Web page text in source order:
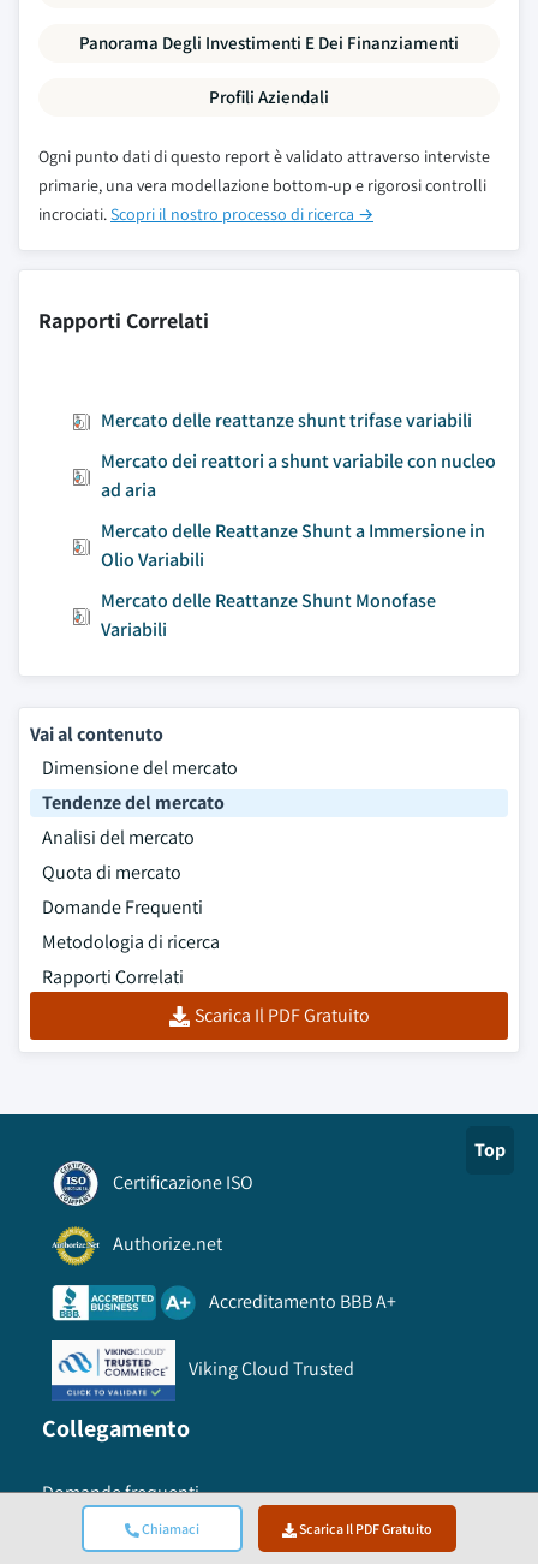
Chiamaci Scarica Il PDF Gratuito
Panorama Degli Investimenti E Dei Finanziamenti
Profili Aziendali
Ogni punto dati di questo report è validato attraverso interviste
primarie, una vera modellazione bottom-up e rigorosi controlli
incrociati.Scopri il nostro processo di ricerca →
Rapporti Correlati
Mercato delle reattanze shunt trifase variabili
Mercato dei reattori a shunt variabile con nucleo
ad aria
Mercato delle Reattanze Shunt a Immersione in
Olio Variabili
Mercato delle Reattanze Shunt Monofase
Variabili
Vai al contenuto
Dimensione del mercato
Tendenze del mercato
Analisi del mercato
Quota di mercato
Domande Frequenti
Metodologia di ricerca
Rapporti Correlati
Scarica Il PDF Gratuito
Top
Certificazione ISO
Authorize.net
Accreditamento BBB A+
Viking Cloud Trusted
Collegamento
Domande frequenti
Come ordinare